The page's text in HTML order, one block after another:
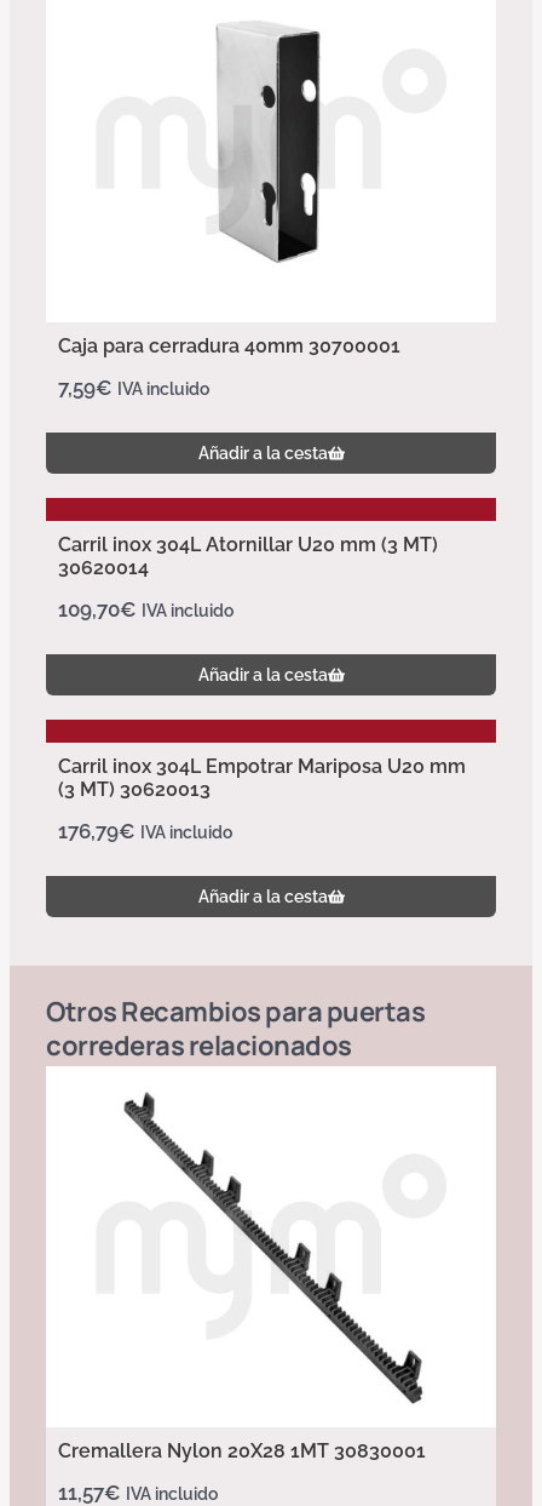
Caja para cerradura 40mm 30700001
7,59€ IVA incluido
Añadir a la cesta
Carril inox 304L Atornillar U20 mm (3 MT)
30620014
109,70€ IVA incluido
Añadir a la cesta
Carril inox 304L Empotrar Mariposa U20 mm
(3 MT) 30620013
176,79€ IVA incluido
Añadir a la cesta
OtrosRecambios para puertas
correderasrelacionados
Cremallera Nylon 20X28 1MT 30830001
11,57€ IVA incluido